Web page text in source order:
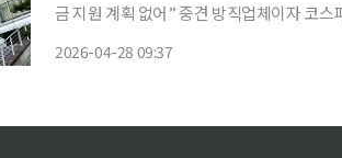
금 지원 계획 없어” 중견 방직업체이자 코스피 상장사인 방림의 자회사 실버프리가 세탁업무
2026-04-28 09:37